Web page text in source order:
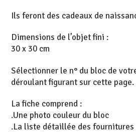
Ils feront des cadeaux de
Dimensions de l’objet fini :
30 x 30 cm
Sélectionner le n° du bloc de
déroulant figurant sur cette page.
La fiche comprend :
.Une photo couleur du bloc
.La liste détaillée des